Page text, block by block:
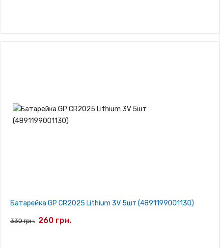
Батарейка GP CR2025 Lithium 3V 5шт (4891199001130)
330 грн. 260 грн.